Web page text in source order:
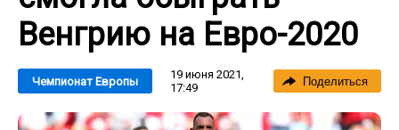
Венгрию на Евро-2020
Чемпионат Европы
19 июня 2021,
17:49
Поделиться